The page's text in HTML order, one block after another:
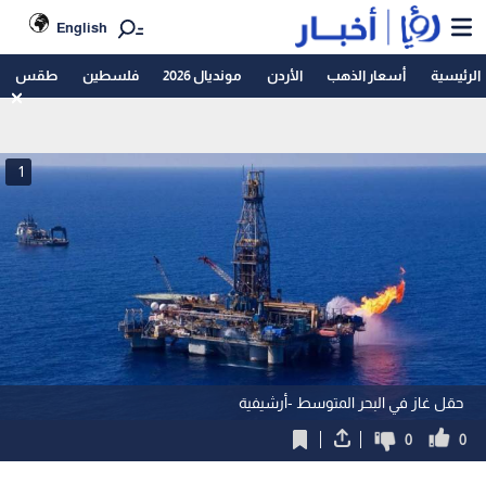
English
الرئيسية أسعار الذهب الأردن مونديال 2026 فلسطين طقس
حقل غاز في البحر المتوسط -أرشيفية
1
0
0